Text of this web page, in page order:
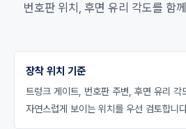
번호판 위치, 후면 유리 각도를 함
장착 위치 기준
트렁크 게이트, 번호판 주변, 후면 유리 각
자연스럽게 보이는 위치를 우선 검토합니